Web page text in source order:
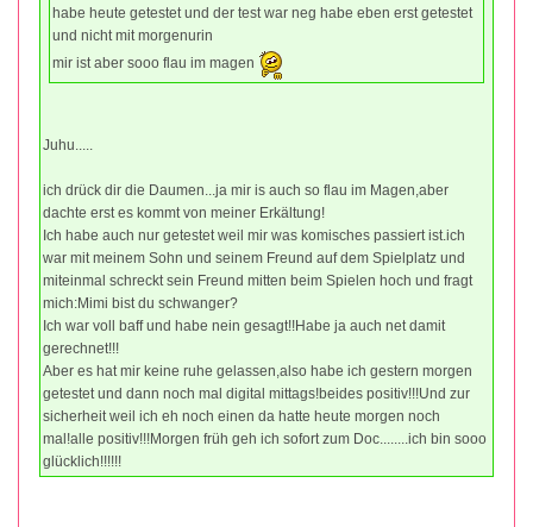
habe heute getestet und der test war neg habe eben erst getestet
und nicht mit morgenurin
mir ist aber sooo flau im magen
Juhu.....
ich drück dir die Daumen...ja mir is auch so flau im Magen,aber
dachte erst es kommt von meiner Erkältung!
Ich habe auch nur getestet weil mir was komisches passiert ist.ich
war mit meinem Sohn und seinem Freund auf dem Spielplatz und
miteinmal schreckt sein Freund mitten beim Spielen hoch und fragt
mich:Mimi bist du schwanger?
Ich war voll baff und habe nein gesagt!!Habe ja auch net damit
gerechnet!!!
Aber es hat mir keine ruhe gelassen,also habe ich gestern morgen
getestet und dann noch mal digital mittags!beides positiv!!!Und zur
sicherheit weil ich eh noch einen da hatte heute morgen noch
mal!alle positiv!!!Morgen früh geh ich sofort zum Doc........ich bin sooo
glücklich!!!!!!